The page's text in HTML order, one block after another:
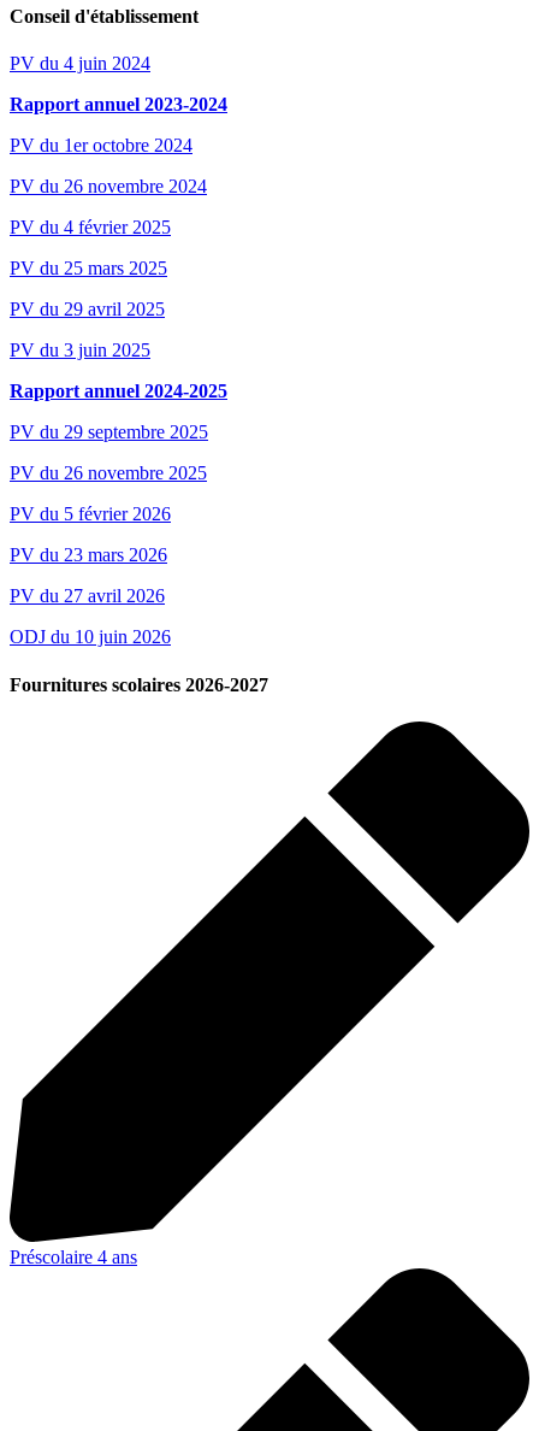
Conseil d'établissement
PV du 4 juin 2024
Rapport annuel 2023-2024
PV du 1er octobre 2024
PV du 26 novembre 2024
PV du 4 février 2025
PV du 25 mars 2025
PV du 29 avril 2025
PV du 3 juin 2025
Rapport annuel 2024-2025
PV du 29 septembre 2025
PV du 26 novembre 2025
PV du 5 février 2026
PV du 23 mars 2026
PV du 27 avril 2026
ODJ du 10 juin 2026
Fournitures scolaires 2026-2027
Préscolaire 4 ans